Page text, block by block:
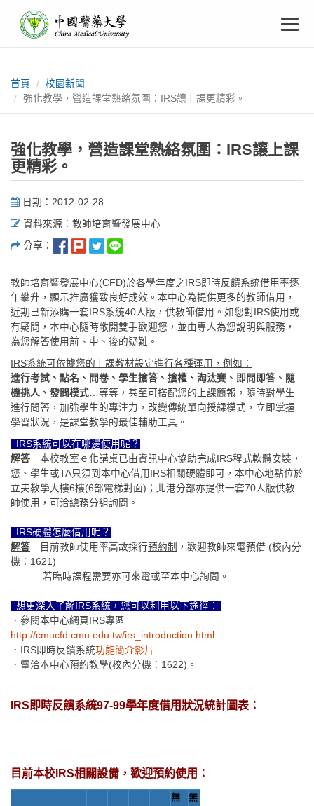
要
中
國
醫
藥
大
學
首頁
校園新聞
強化教學，營造課堂熱絡氛圍：IRS讓上課更精彩。
強化教學，營造課堂熱絡氛圍：IRS讓上課
更精彩。
日期：2012-02-28
資料來源：教師培育暨發展中心
分享：
教師培育暨發展中心(CFD)於各學年度之IRS即時反饋系統借用率逐
年攀升，顯示推廣獲致良好成效。本中心為提供更多的教師借用，
近期已新添購一套IRS系統40人版，供教師借用。如您對IRS使用或
有疑問，本中心隨時敞開雙手歡迎您，並由專人為您說明與服務，
為您解答使用前、中、後的疑難。
IRS系統可依據您的上課教材設定進行各種運用，例如：
進行考試、點名、問卷、學生搶答、搶權、淘汰賽、即問即答、隨
機挑人、發問模式…等等，甚至可搭配您的上課簡報，隨時對學生
進行問答，加強學生的專注力，改變傳統單向授課模式，立即掌握
學習狀況，是課堂教學的最佳輔助工具。
IRS系統可以在哪邊使用呢？
解答 本校教室ｅ化講桌已由資訊中心協助完成 IRS程式軟體安裝，
您、學生或TA只須到本中心借用IRS相關硬體即可，本中心地點位於
立夫教學大樓6樓(6部電梯對面)；北港分部亦提供一套70人版供教
師使用，可洽總務分組詢問。
IRS硬體怎麼借用呢？
解答 目前教師使用率高故採行預約制 ，歡迎教師來電預借 (校內分
機：1621)
若臨時課程需要亦可來電或至本中心詢問。
想更深入了解 IRS系統，您可以利用以下途徑：
．參閱本中心網頁 IRS專區
http://cmucfd.cmu.edu.tw/irs_introduction.html
．IRS即時反饋系統功能簡介影片
．電洽本中心預約教學(校內分機：1622)。
IRS即時反饋系統97-99學年度借用狀況統計圖表：
目前本校IRS相關設備，歡迎預約使用：
無
無